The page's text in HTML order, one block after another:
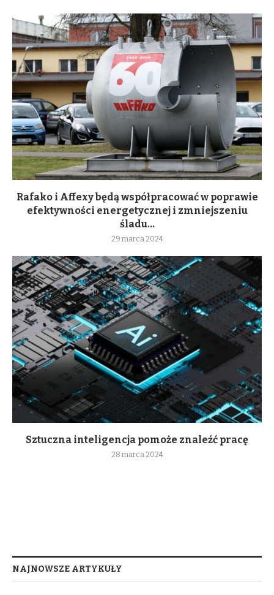
Rafako i Affexy będą współpracować w poprawie
efektywności energetycznej i zmniejszeniu
śladu...
29 marca 2024
Sztuczna inteligencja pomoże znaleźć pracę
28 marca 2024
NAJNOWSZE ARTYKUŁY